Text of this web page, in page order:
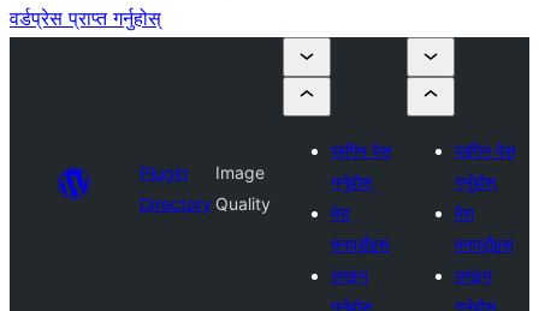
वर्डप्रेस प्राप्त गर्नुहोस्
Plugin
Directory
Image
Quality
प्लगिन पेस
गर्नुहोस्
मेरा
मनपर्दोहरू
लगइन
गर्नुहोस्
प्लगिन पेस
गर्नुहोस्
मेरा
मनपर्दोहरू
लगइन
गर्नुहोस्